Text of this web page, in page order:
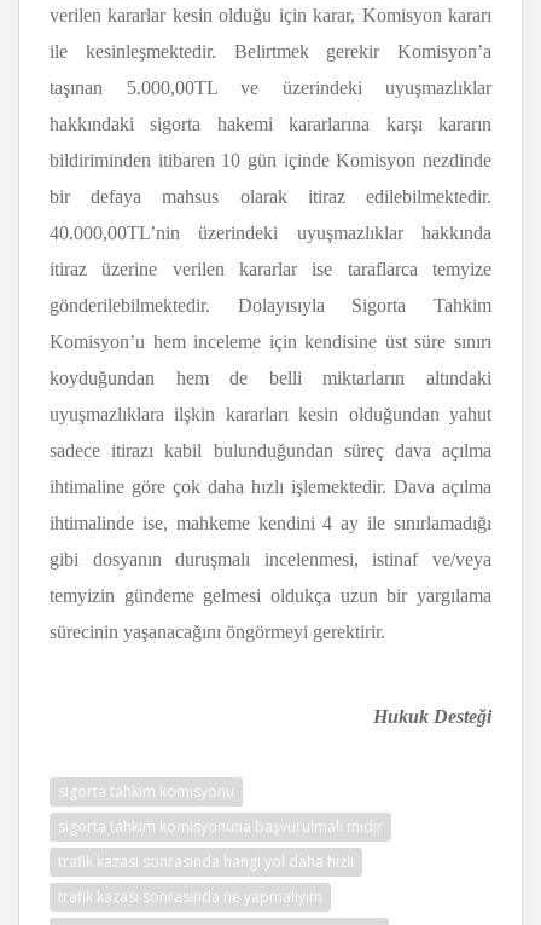
verilen kararlar kesin olduğu için karar, Komisyon kararı
ile kesinleşmektedir. Belirtmek gerekir Komisyon’a
taşınan 5.000,00TL ve üzerindeki uyuşmazlıklar
hakkındaki sigorta hakemi kararlarına karşı kararın
bildiriminden itibaren 10 gün içinde Komisyon nezdinde
bir defaya mahsus olarak itiraz edilebilmektedir.
40.000,00TL’nin üzerindeki uyuşmazlıklar hakkında
itiraz üzerine verilen kararlar ise taraflarca temyize
gönderilebilmektedir. Dolayısıyla Sigorta Tahkim
Komisyon’u hem inceleme için kendisine üst süre sınırı
koyduğundan hem de belli miktarların altındaki
uyuşmazlıklara ilşkin kararları kesin olduğundan yahut
sadece itirazı kabil bulunduğundan süreç dava açılma
ihtimaline göre çok daha hızlı işlemektedir. Dava açılma
ihtimalinde ise, mahkeme kendini 4 ay ile sınırlamadığı
gibi dosyanın duruşmalı incelenmesi, istinaf ve/veya
temyizin gündeme gelmesi oldukça uzun bir yargılama
sürecinin yaşanacağını öngörmeyi gerektirir.
Hukuk Desteği
sigorta tahkim komisyonu
sigorta tahkim komisyonuna başvurulmalı mıdır
trafik kazası sonrasında hangi yol daha hızlı
trafik kazası sonrasında ne yapmalıyım